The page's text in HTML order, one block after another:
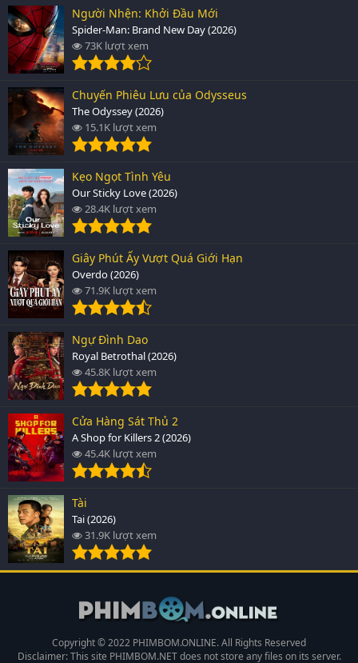
Người Nhện: Khởi Đầu Mới
Spider-Man: Brand New Day (2026)
73K lượt xem
Chuyến Phiêu Lưu của Odysseus
The Odyssey (2026)
15.1K lượt xem
Kẹo Ngọt Tình Yêu
Our Sticky Love (2026)
28.4K lượt xem
Giây Phút Ấy Vượt Quá Giới Hạn
Overdo (2026)
71.9K lượt xem
Ngự Đình Dao
Royal Betrothal (2026)
45.8K lượt xem
Cửa Hàng Sát Thủ 2
A Shop for Killers 2 (2026)
45.4K lượt xem
Tài
Tai (2026)
31.9K lượt xem
Copyright © 2022 PHIMBOM.ONLINE. All Rights Reserved
Disclaimer: This site PHIMBOM.NETdoes not store any files on its server.